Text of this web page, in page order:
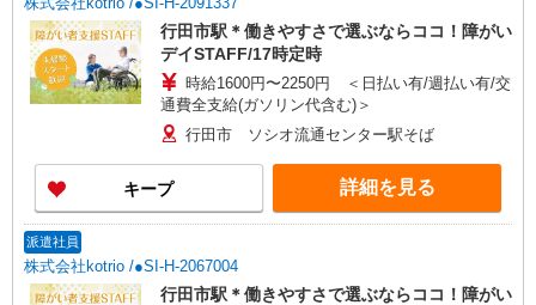
行田市駅＊働きやすさで選ぶならココ！障がい
デイSTAFF/17時定時
時給1600円〜2250円 ＜日払い有/週払い有/交
通費全支給(ガソリン代含む)＞
行田市 ソシオ流通センター駅そば
キープ 詳細を見る
派遣社員
株式会社kotrio /●SI-H-2067004
行田市駅＊働きやすさで選ぶならココ！障がい